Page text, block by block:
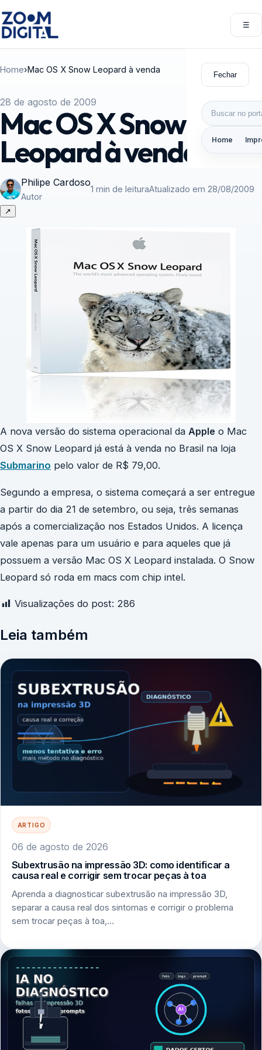
☰
Fechar
Buscar por:
Home
Home›Mac OS X Snow Leopard à venda
28 de agosto de 2009
Mac OS X Snow
Leopard à venda
Philipe Cardoso
Autor
1 min de leituraAtualizado em 28/08/2009
↗
A nova versão do sistema operacional da Apple o Mac
OS X Snow Leopard já está à venda no Brasil na loja
Submarino pelo valor de R$ 79,00.
Segundo a empresa, o sistema começará a ser entregue
a partir do dia 21 de setembro, ou seja, três semanas
após a comercialização nos Estados Unidos. A licença
vale apenas para um usuário e para aqueles que já
possuem a versão Mac OS X Leopard instalada. O Snow
Leopard só roda em macs com chip intel.
Visualizações do post: 286
Leia também
ARTIGO
06 de agosto de 2026
Subextrusão na impressão 3D: como identificar a
causa real e corrigir sem trocar peças à toa
Aprenda a diagnosticar subextrusão na impressão 3D,
separar a causa real dos sintomas e corrigir o problema
sem trocar peças à toa,…